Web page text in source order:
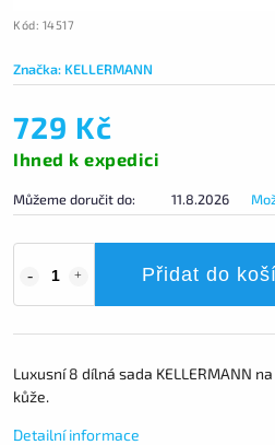
Kód: 14517
Značka: KELLERMANN
729 Kč
Ihned k expedici
Můžeme doručit do: 11.8.2026
Přidat do
Luxusní 8 dílná sada KELLERMANN
kůže.
Detailní informace